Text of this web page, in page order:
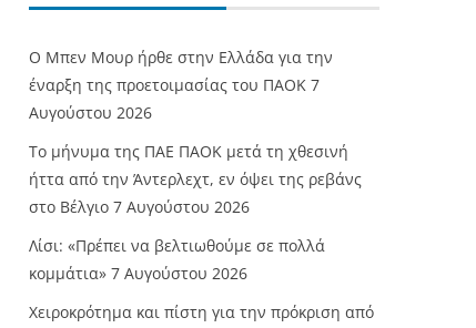
O Mπεν Μουρ ήρθε στην Ελλάδα για την
έναρξη της προετοιμασίας του ΠΑΟΚ 7
Αυγούστου 2026
Το μήνυμα της ΠΑΕ ΠΑΟΚ μετά τη χθεσινή
ήττα από την Άντερλεχτ, εν όψει της ρεβάνς
στο Βέλγιο 7 Αυγούστου 2026
Λίσι: «Πρέπει να βελτιωθούμε σε πολλά
κομμάτια» 7 Αυγούστου 2026
Χειροκρότημα και πίστη για την πρόκριση από